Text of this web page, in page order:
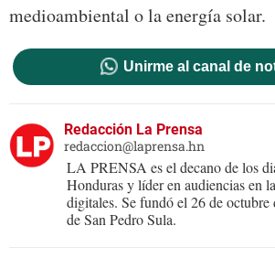
medioambiental o la energía solar.
Unirme al canal de
Redacción La Prensa
redaccion@laprensa.hn
LA PRENSA es el decano de los
Honduras y líder en audiencias en
digitales. Se fundó el 26 de octubre
de San Pedro Sula.